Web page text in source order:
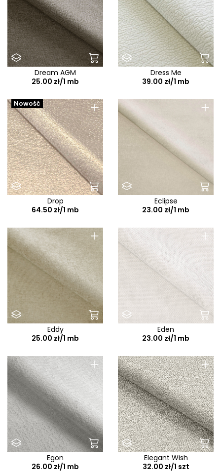
Dream AGM
25.00 zł/1 mb
Dress Me
39.00 zł/1 mb
+
Nowość
Drop
64.50 zł/1 mb
+
Eclipse
23.00 zł/1 mb
+
Eddy
25.00 zł/1 mb
+
Eden
23.00 zł/1 mb
+
Egon
26.00 zł/1 mb
+
Elegant Wish
32.00 zł/1 szt